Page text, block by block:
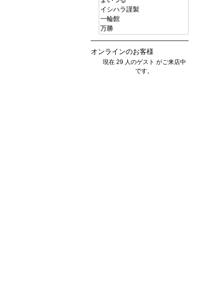
オンラインのお客様
現在 29 人のゲスト がご来店中
です。